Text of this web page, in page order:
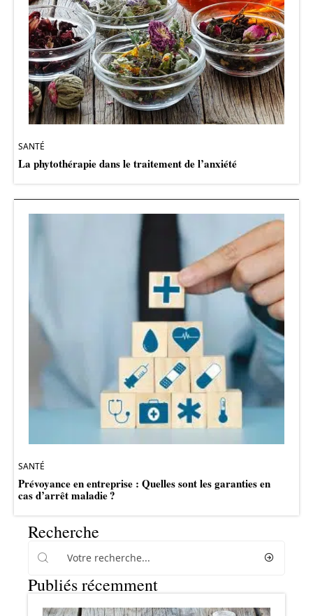
SANTÉ
La phytothérapie dans le traitement de l’anxiété
SANTÉ
Prévoyance en entreprise : Quelles sont les garanties en
cas d’arrêt maladie ?
Recherche
Publiés récemment